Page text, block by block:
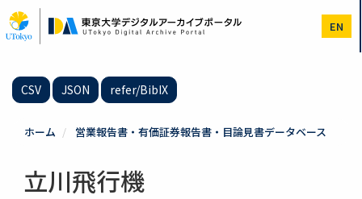
イ
ン
EN
CSV JSON refer/BibIX
ホーム 営業報告書・有価証券報告書・目論見書データベース
立川飛行機